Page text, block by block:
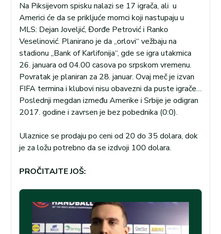
Na Piksijevom spisku nalazi se 17 igrača, ali u
Americi će da se prikljuće momci koji nastupaju u
MLS: Dejan Joveljić, Đorđe Petrović i Ranko
Veselinović. Planirano je da „orlovi“ vežbaju na
stadionu „Bank of Karlifonija“, gde se igra utakmica
26. januara od 04.00 casova po srpskom vremenu.
Povratak je planiran za 28. januar. Ovaj meč je izvan
FIFA termina i klubovi nisu obavezni da puste igrače…
Poslednji megdan između Amerike i Srbije je odigran
2017. godine i zavrsen je bez pobednika (0:0).
Ulaznice se prodaju po ceni od 20 do 35 dolara, dok
je za ložu potrebno da se izdvoji 100 dolara.
PROČITAJTE JOŠ: